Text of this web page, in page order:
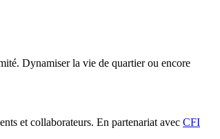
Dynamiser la vie de quartier ou encore
et collaborateurs. En partenariat avec CFI